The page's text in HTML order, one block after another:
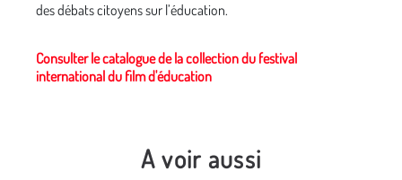
des débats citoyens sur l’éducation.
Consulter le catalogue de la collection du festival
international du film d'éducation
A voir aussi